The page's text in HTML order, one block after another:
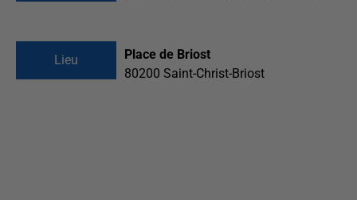
Lieu
Place de Briost
80200 Saint-Christ-Briost